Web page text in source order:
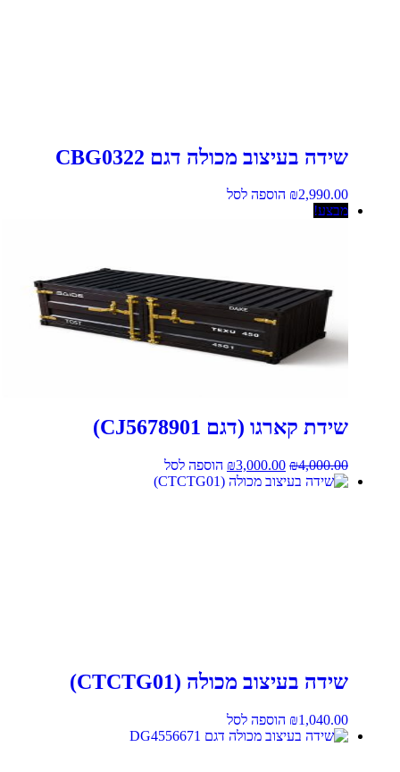
שידה בעיצוב מכולה דגם CBG0322
₪2,990.00
הוספה לסל
מבצע!
שידת קארגו (דגם CJ5678901)
₪4,000.00
₪3,000.00 הוספה לסל
שידה בעיצוב מכולה (CTCTG01)
₪ 1,040.00 הוספה לסל